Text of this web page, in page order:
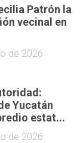
Patrón la
vecinal en
de 2026
Yucatán
estat...
de 2026